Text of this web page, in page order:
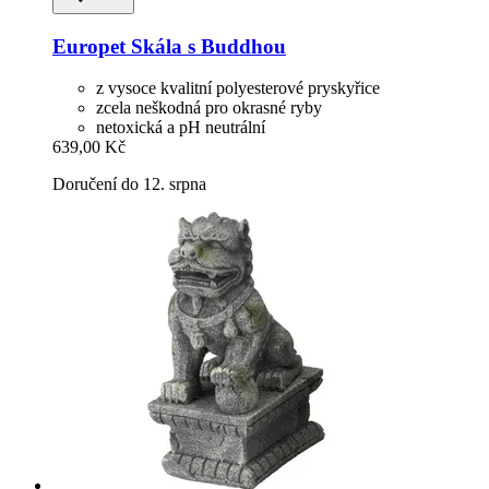
Europet Skála s Buddhou
z vysoce kvalitní polyesterové pryskyřice
zcela neškodná pro okrasné ryby
netoxická a pH neutrální
639,00 Kč
Doručení do 12. srpna